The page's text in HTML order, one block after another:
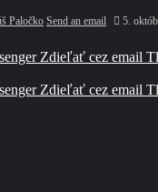
Paločko Send an email
5.
Zdieľať cez email
Zdieľať cez email